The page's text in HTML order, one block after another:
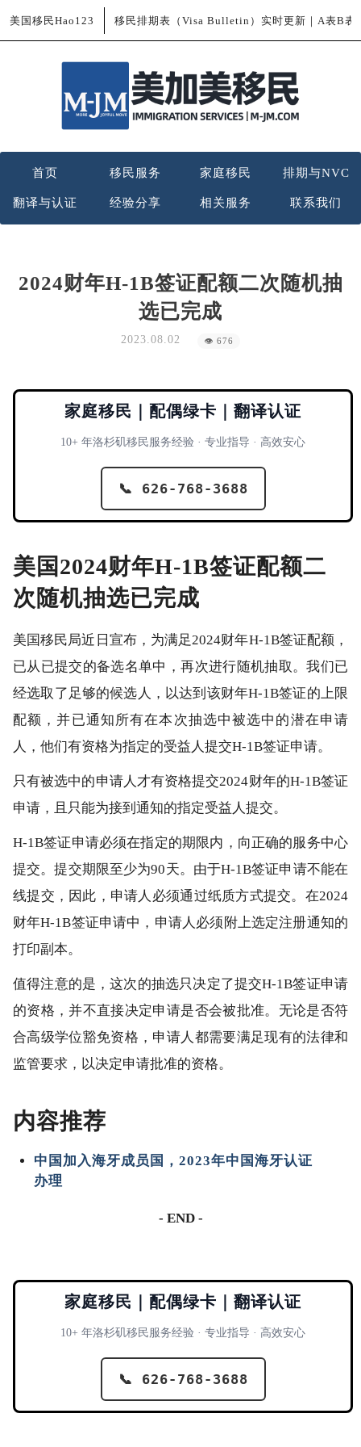
美国移民Hao123 移民排期表（Visa Bulletin）实时更新｜A表B表
首页 移民服务 家庭移民 排期与NVC
翻译与认证 经验分享 相关服务 联系我们
2024财年H-1B签证配额二次随机抽
选已完成
2023.08.02 👁 676
家庭移民｜配偶绿卡｜翻译认证
10+ 年洛杉矶移民服务经验 · 专业指导 · 高效安心
📞 626-768-3688
美国2024财年H-1B签证配额二
次随机抽选已完成
美国移民局近日宣布，为满足2024财年H-1B签证配额，
已从已提交的备选名单中，再次进行随机抽取。我们已
经选取了足够的候选人，以达到该财年H-1B签证的上限
配额，并已通知所有在本次抽选中被选中的潜在申请
人，他们有资格为指定的受益人提交H-1B签证申请。
只有被选中的申请人才有资格提交2024财年的H-1B签证
申请，且只能为接到通知的指定受益人提交。
H-1B签证申请必须在指定的期限内，向正确的服务中心
提交。提交期限至少为90天。由于H-1B签证申请不能在
线提交，因此，申请人必须通过纸质方式提交。在2024
财年H-1B签证申请中，申请人必须附上选定注册通知的
打印副本。
值得注意的是，这次的抽选只决定了提交H-1B签证申请
的资格，并不直接决定申请是否会被批准。无论是否符
合高级学位豁免资格，申请人都需要满足现有的法律和
监管要求，以决定申请批准的资格。
内容推荐
中国加入海牙成员国，2023年中国海牙认证
办理
- END -
家庭移民｜配偶绿卡｜翻译认证
10+ 年洛杉矶移民服务经验 · 专业指导 · 高效安心
📞 626-768-3688